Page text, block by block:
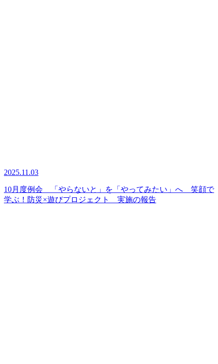
2025.11.03
10月度例会 「やらないと」を「やってみたい」へ 笑顔で
学ぶ！防災×遊びプロジェクト 実施の報告